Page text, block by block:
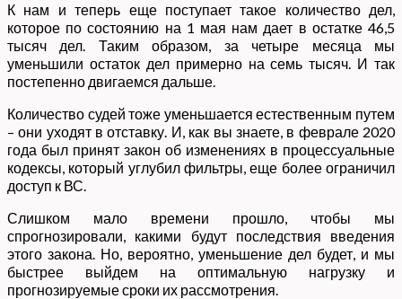
К нам и теперь еще поступает такое количество дел,
которое по состоянию на 1 мая нам дает в остатке 46,5
тысяч дел. Таким образом, за четыре месяца мы
уменьшили остаток дел примерно на семь тысяч. И так
постепенно двигаемся дальше.
Количество судей тоже уменьшается естественным путем
– они уходят в отставку. И, как вы знаете, в феврале 2020
года был принят закон об изменениях в процессуальные
кодексы, который углубил фильтры, еще более ограничил
доступ к ВС.
Слишком мало времени прошло, чтобы мы
спрогнозировали, какими будут последствия введения
этого закона. Но, вероятно, уменьшение дел будет, и мы
быстрее выйдем на оптимальную нагрузку и
прогнозируемые сроки их рассмотрения.